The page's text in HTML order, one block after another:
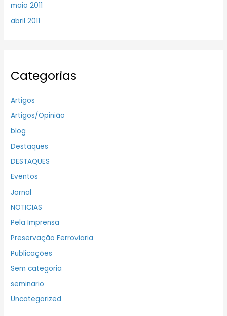
maio 2011
abril 2011
Categorias
Artigos
Artigos/Opinião
blog
Destaques
DESTAQUES
Eventos
Jornal
NOTICIAS
Pela Imprensa
Preservação Ferroviaria
Publicações
Sem categoria
seminario
Uncategorized